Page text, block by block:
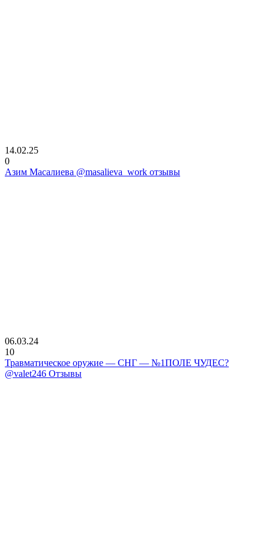
14.02.25
0
Азим Масалиева @masalieva_work отзывы
06.03.24
10
Травматическое оружие — СНГ — №1ПОЛЕ ЧУДЕС?
@valet246 Отзывы